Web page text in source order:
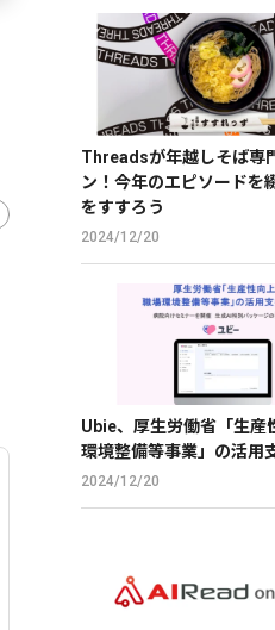
Threadsが年越しそば専
ン！今年のエピソードを
をすすろう
2024/12/20
Ubie、厚生労働省「生産
環境整備等事業」の活用
2024/12/20